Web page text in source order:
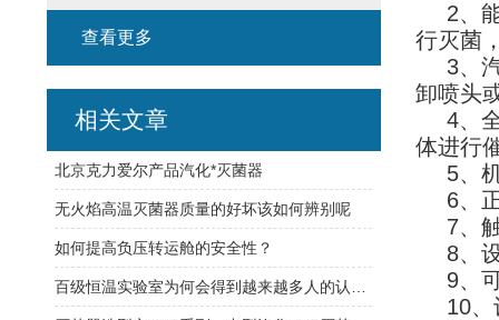
2、
行灭菌
3、
卸喷头
4、
体进行
5、
6、
7、
8、
9、
10
查看更多
相关文章
北京克力爱尔产品汽化*灭菌器
无火焰高温灭菌器质量的好坏该如何辨别呢
如何提高负压转运舱的安全性？